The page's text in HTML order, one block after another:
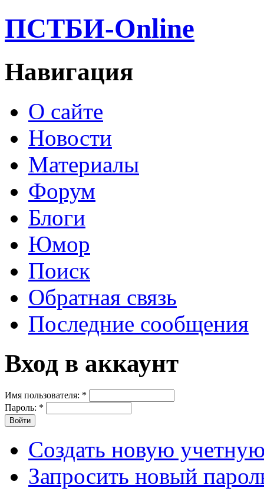
ПСТБИ-Online
Навигация
О сайте
Новости
Материалы
Форум
Блоги
Юмор
Поиск
Обратная связь
Последние сообщения
Вход в аккаунт
Имя пользователя: *
Пароль: *
Создать новую
Запросить новый